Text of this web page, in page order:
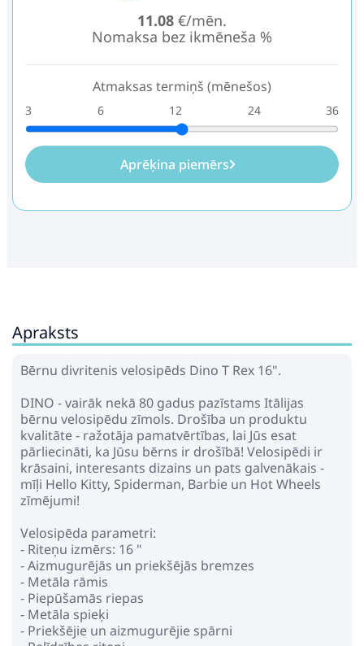
11.08 €/mēn.
Nomaksa bez ikmēneša %
Atmaksas termiņš (mēnešos)
3 6 12 24 36
Aprēķina piemērs
Apraksts
Bērnu divritenis velosipēds Dino T Rex 16".
DINO - vairāk nekā 80 gadus pazīstams Itālijas
bērnu velosipēdu zīmols. Drošība un produktu
kvalitāte - ražotāja pamatvērtības, lai Jūs esat
pārliecināti, ka Jūsu bērns ir drošībā! Velosipēdi ir
krāsaini, interesants dizains un pats galvenākais -
mīļi Hello Kitty, Spiderman, Barbie un Hot Wheels
zīmējumi!
Velosipēda parametri:
- Riteņu izmērs: 16 "
- Aizmugurējās un priekšējās bremzes
- Metāla rāmis
- Piepūšamās riepas
- Metāla spieķi
- Priekšējie un aizmugurējie spārni